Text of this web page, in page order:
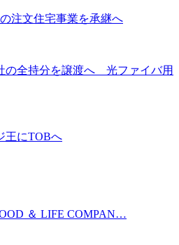
注文住宅事業を承継へ
の全持分を譲渡へ 光ファイバ用
王にTOBへ
＆ LIFE COMPAN…